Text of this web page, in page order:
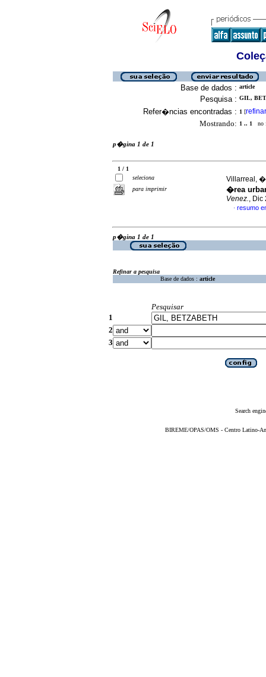
Base de dados : article
Pesquisa : GIL,
Refer�ncias encontradas : 1 [refinar
Mostrando: 1 .. 1 no
p�gina 1 de 1
1 / 1
seleciona
para imprimir
Villarreal,
�rea
Venez., Dic
· resumo
p�gina 1 de 1
Refinar a pesquisa
Base de dados : article
Pesquisar
1
2
3
Search
BIREME/OPAS/OMS - Centro Latino-